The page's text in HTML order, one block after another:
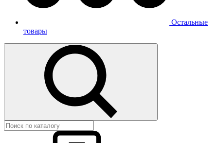
Остальные
товары